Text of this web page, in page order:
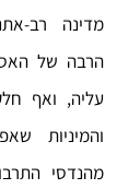
מדינה רב-
הרבה של
עליה, ואף
והמיניות
מהנדסי